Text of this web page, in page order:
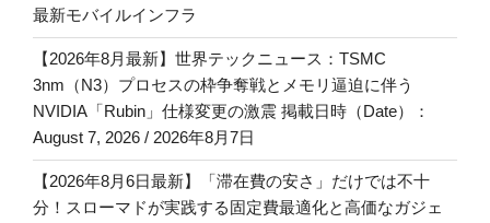
最新モバイルインフラ
【2026年8月最新】世界テックニュース：TSMC
3nm（N3）プロセスの枠争奪戦とメモリ逼迫に伴う
NVIDIA「Rubin」仕様変更の激震 掲載日時（Date）：
August 7, 2026 / 2026年8月7日
【2026年8月6日最新】「滞在費の安さ」だけでは不十
分！スローマドが実践する固定費最適化と高価なガジェ